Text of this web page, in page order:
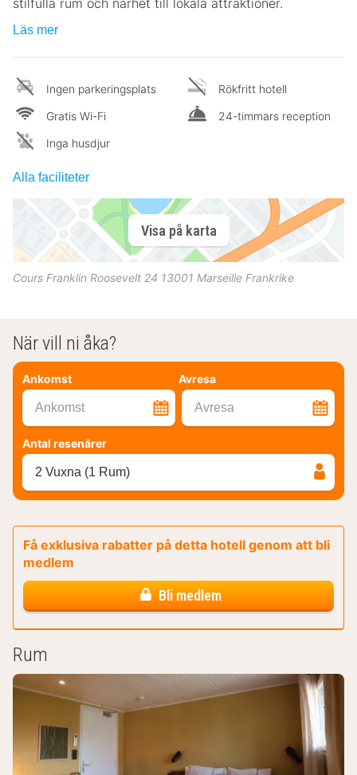
stilfulla rum och närhet till lokala attraktioner.
Läs mer
Ingen parkeringsplats
Gratis Wi-Fi
Inga husdjur
Rökfritt hotell
24-timmars reception
Alla faciliteter
Visa på karta
Cours Franklin Roosevelt 24 13001 Marseille Frankrike
När vill ni åka?
Ankomst Avresa
Ankomst Avresa
Antal resenärer
2 Vuxna (1 Rum)
Få exklusiva rabatter på detta hotell genom att bli
medlem
Bli medlem
Rum